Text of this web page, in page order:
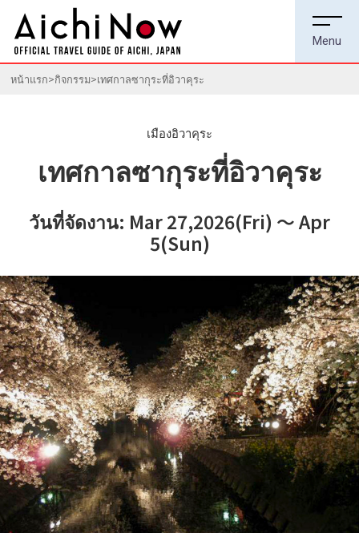
หน้าแรก กิจกรรม เทศกาลซากุระที่อิวาคุระ
เมืองอิวาคุระ
เทศกาลซากุระที่อิวาคุระ
วันที่จัดงาน: Mar 27,2026(Fri) ～ Apr
5(Sun)